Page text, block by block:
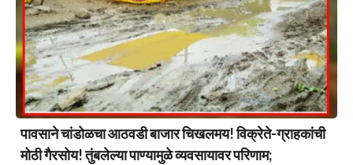
पावसाने चांडोळचा आठवडी बाजार चिखलमय! विक्रेते-ग्राहकांची
मोठी गैरसोय! तुंबलेल्या पाण्यामुळे व्यवसायावर परिणाम;